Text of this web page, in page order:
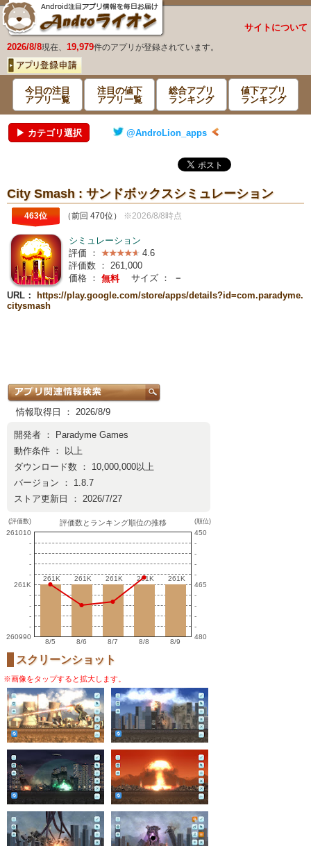
サイトについて
2026/8/8現在、 19,979件のアプリが登録されています。
今日の注目
アプリ一覧
注目の値下
アプリ一覧
総合アプリ
ランキング
値下アプリ
ランキング
▶ カテゴリ選択 @AndroLion_apps
City Smash : サンドボックスシミュレーション
463位 （前回 470位） ※2026/8/8時点
シミュレーション
評価 ：
4.6
評価数 ： 261,000
価格 ： 無料 サイズ ：
－
URL：
https://play.google.com/store/apps/details?id=com.paradyme.
citysmash
情報取得日 ： 2026/8/9
開発者 ：
Paradyme Games
動作条件 ： 以上
ダウンロード数 ： 10,000,000以上
バージョン ： 1.8.7
ストア更新日 ： 2026/7/27
(評価数)
261010
-
-
-
-
261K
-
-
-
-
260990
評価数とランキング順位の推移
261K
261K 261K
261K 261K
261K 261K
261K 261K
261K
8/5 8/6 8/7 8/8 8/9
(順位)
450
-
-
-
-
465
-
-
-
-
480
スクリーンショット
※画像をタップすると拡大します。